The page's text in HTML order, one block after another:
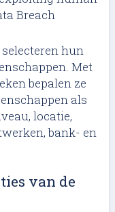
Breach
hun
Met
bepalen ze
als
locatie,
bank- en
van de